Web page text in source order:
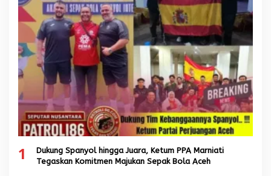
1
Dukung Spanyol hingga Juara, Ketum PPA Marniati
Tegaskan Komitmen Majukan Sepak Bola Aceh